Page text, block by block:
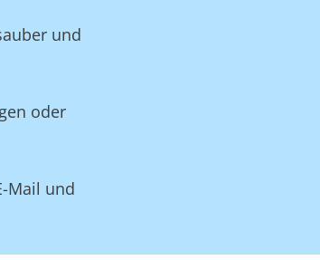
und
oder
Mail und